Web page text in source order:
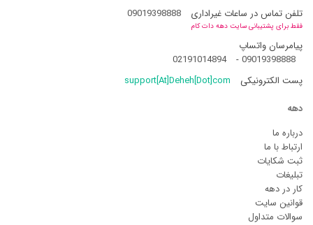
تلفن تماس در ساعات غیراداری 09019398888
فقط برای پشتیبانی سایت دهه دات کام
پیامرسان واتساپ
09019398888
-
02191014894
پست الکترونیکی
support[At]Deheh[Dot]com
دهه
درباره ما
ارتباط با ما
ثبت شکایات
تبلیغات
کار در دهه
قوانین سایت
سوالات متداول